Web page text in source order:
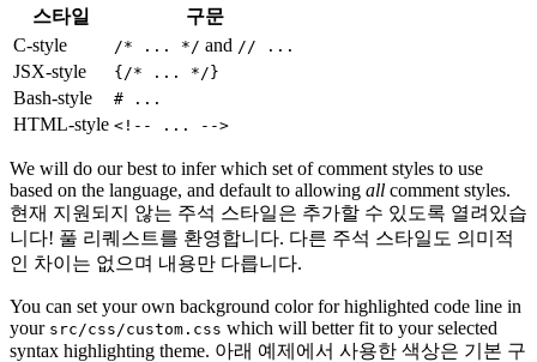
스타일
구문
C-style
/* ... */ and // ...
JSX-style {/* ... */}
Bash-style # ...
HTML-style <!-- ... -->
We will do our best to infer which set of comment styles to use
based on the language, and default to allowing all comment styles.
현재 지원되지 않는 주석 스타일은 추가할 수 있도록 열려있습
니다! 풀 리퀘스트를 환영합니다. 다른 주석 스타일도 의미적
인 차이는 없으며 내용만 다릅니다.
You can set your own background color for highlighted code line in
your src/css/custom.css which will better fit to your selected
syntax highlighting theme. 아래 예제에서 사용한 색상은 기본 구